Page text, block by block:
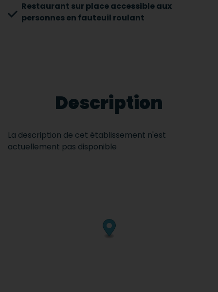
Restaurant sur place accessible aux
personnes en fauteuil roulant
Description
La description de cet établissement n'est
actuellement pas disponible